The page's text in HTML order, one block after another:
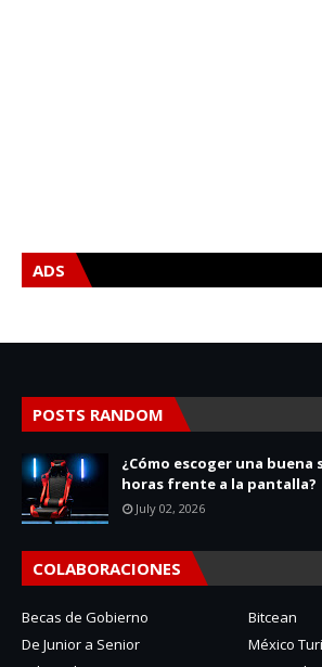
ADS
POSTS RANDOM
¿Cómo escoger una
horas frente a la pantalla?
July 02, 2026
COLABORACIONES
Becas de Gobierno
Bitcean
De Junior a Senior
México